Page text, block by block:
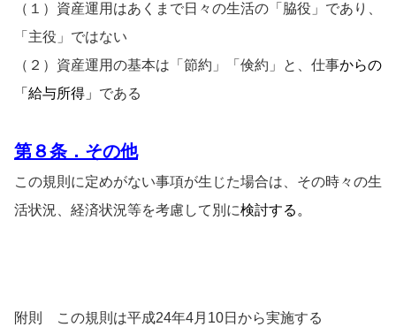
（１）資産運用はあくまで日々の生活の「脇役」であり、
「主役」ではない
（２）資産運用の基本は「節約」「倹約」と、仕事からの
「給与所得」 である
第８条．その他
この規則に定めがない事項が生じた場合は、その時々の生
活状況、経済状況等を考慮して別に検討する。
附則 この規則は平成24年4月10日から実施する